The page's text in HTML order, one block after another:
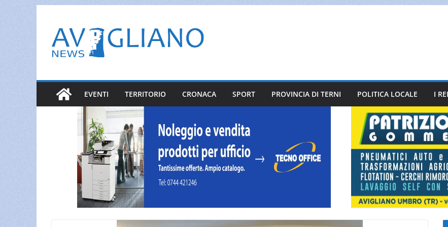
contenuto
EVENTI TERRITORIO CRONACA SPORT PROVINCIA DI TERNI POLITICA LOCALE I